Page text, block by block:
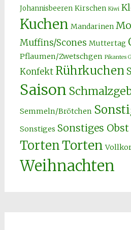
Johannisbeeren Kirschen Kiwi
Kuchen Mandarinen
Muffins/Scones Muttertag
Pflaumen/Zwetschgen Pikantes
Konfekt Rührkuchen
Saison
Semmeln/Brötchen
Sonstiges Sonstiges Obst
TortenTorten
Weihnachten